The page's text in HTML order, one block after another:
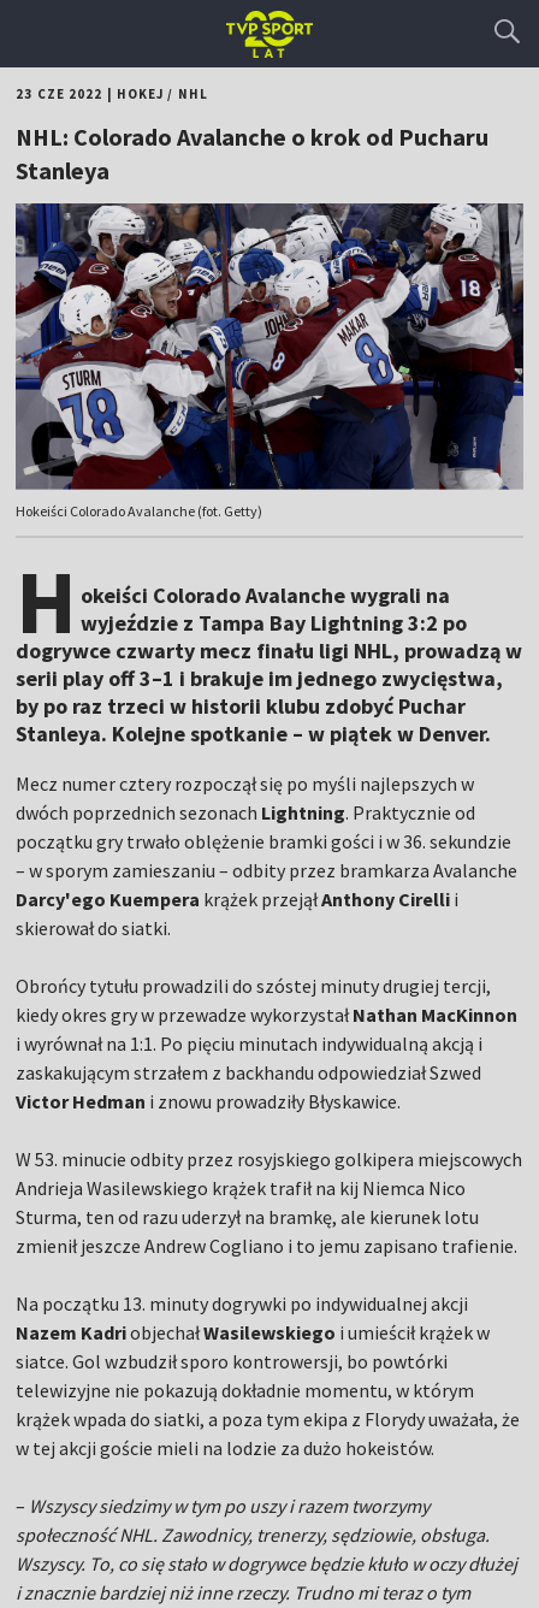
23 CZE 2022 HOKEJ / NHL
NHL: Colorado Avalanche o krok od Pucharu
Stanleya
Hokeiści Colorado Avalanche (fot. Getty)
H okeiści Colorado Avalanche wygrali na
wyjeździe z Tampa Bay Lightning 3:2 po
dogrywce czwarty mecz finału ligi NHL, prowadzą w
serii play off 3–1 i brakuje im jednego zwycięstwa,
by po raz trzeci w historii klubu zdobyć Puchar
Stanleya. Kolejne spotkanie – w piątek w Denver.
Mecz numer cztery rozpoczął się po myśli najlepszych w
dwóch poprzednich sezonach Lightning. Praktycznie od
początku gry trwało oblężenie bramki gości i w 36. sekundzie
– w sporym zamieszaniu – odbity przez bramkarza Avalanche
Darcy'ego Kuempera krążek przejąłAnthony Cirelli i
skierował do siatki.
Obrońcy tytułu prowadzili do szóstej minuty drugiej tercji,
kiedy okres gry w przewadze wykorzystałNathan MacKinnon
i wyrównał na 1:1. Po pięciu minutach indywidualną akcją i
zaskakującym strzałem z backhandu odpowiedział Szwed
Victor Hedman i znowu prowadziły Błyskawice.
W 53. minucie odbity przez rosyjskiego golkipera miejscowych
Andrieja Wasilewskiego krążek trafił na kij Niemca Nico
Sturma, ten od razu uderzył na bramkę, ale kierunek lotu
zmienił jeszcze Andrew Cogliano i to jemu zapisano trafienie.
Na początku 13. minuty dogrywki po indywidualnej akcji
Nazem KadriobjechałWasilewskiego i umieścił krążek w
siatce. Gol wzbudził sporo kontrowersji, bo powtórki
telewizyjne nie pokazują dokładnie momentu, w którym
krążek wpada do siatki, a poza tym ekipa z Florydy uważała, że
w tej akcji goście mieli na lodzie za dużo hokeistów.
– Wszyscy siedzimy w tym po uszy i razem tworzymy
społeczność NHL. Zawodnicy, trenerzy, sędziowie, obsługa.
Wszyscy. To, co się stało w dogrywce będzie kłuło w oczy dłużej
i znacznie bardziej niż inne rzeczy. Trudno mi teraz o tym